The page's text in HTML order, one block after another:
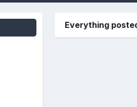
Everything